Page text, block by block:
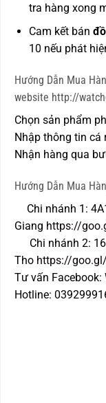
tra hàng xong
Cam kết bán
10 nếu phát
Hướng Dẫn Mua
website http://
Chọn sản phẩm
Nhập thông tin cá
Nhận hàng qua
Hướng Dẫn Mua
Chi nhánh 1:
Giang https://
Chi nhánh 2:
Tho https://
Tư vấn Facebook:
Hotline: